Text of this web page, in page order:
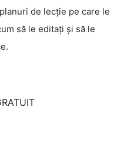
de lecție pe care le
să le editați și să le